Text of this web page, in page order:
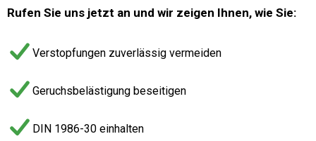
Rufen Sie uns jetzt an und wir zeigen Ihnen, wie Sie:
Verstopfungen zuverlässig vermeiden
Geruchsbelästigung beseitigen
DIN 1986-30 einhalten